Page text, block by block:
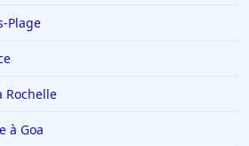
Plage
Rochelle
à Goa